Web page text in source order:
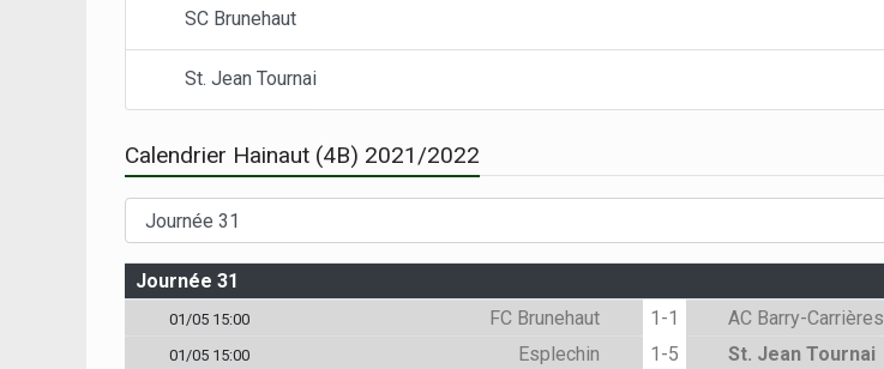
SC Brunehaut
St. Jean Tournai
Calendrier Hainaut (4B) 2021/2022
Journée 31
01/05 15:00 FC Brunehaut 1-1 AC Barry-Carrières
01/05 15:00 Esplechin 1-5 St. Jean Tournai